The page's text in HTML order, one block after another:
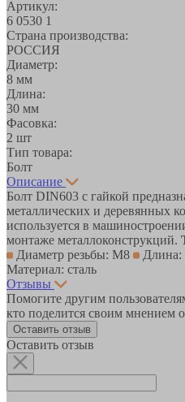
Артикул:
6 0530 1
Страна производства:
РОССИЯ
Диаметр:
8 мм
Длина:
30 мм
Фасовка:
2 шт
Тип товара:
Болт
Описание
Болт DIN603 с гайкой
металлических и деревянных
используется в
монтаже металлоконструкций.
Диаметр резьбы: М8
Материал: сталь
Отзывы
Помогите другим
кто поделится своим мнением
Оставить отзыв
Оставить отзыв